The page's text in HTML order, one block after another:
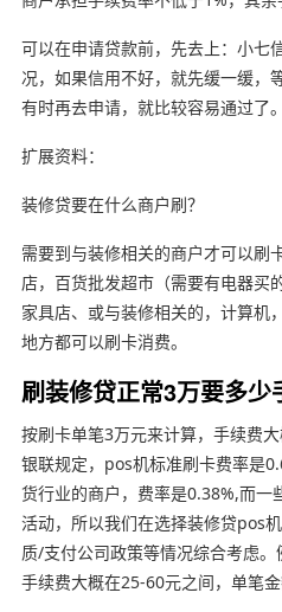
可以在申请贷款前，先去上：小七
况，如果信用不好，就先缓一缓，
有时再去申请，就比较容易通过了。
扩展资料：
装修贷要在什么商户刷？
需要到与装修相关的商户才可以刷
店，百货批发超市（需要有电器买
家具店、或与装修相关的，计算机
地方都可以刷卡消费。
刷装修贷正常3万要多少
按刷卡单笔3万元来计算，手续费
银联规定，pos机标准刷卡费率是
货行业的商户，费率是0.38%,而一
活动，所以我们在选择装修贷pos
质/支付公司政策等情况综合考虑。
手续费大概在25-60元之间，单笔金